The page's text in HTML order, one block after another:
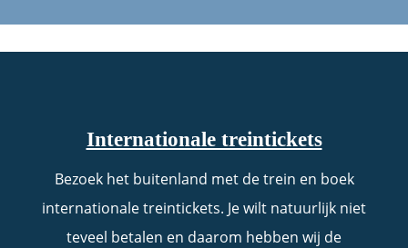
Internationale treintickets
Bezoek het buitenland met de trein en boek
internationale treintickets. Je wilt natuurlijk niet
teveel betalen en daarom hebben wij de